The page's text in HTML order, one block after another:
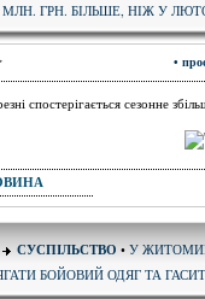
МЛН. ГРН. БІЛЬШЕ, НІЖ У
•
спостерігається сезонне
СУСПІЛЬСТВО • У
БОЙОВИЙ ОДЯГ ТА